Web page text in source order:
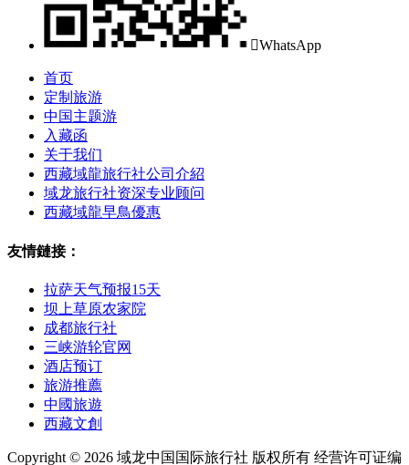
WhatsApp
首页
定制旅游
中国主题游
入藏函
关于我们
西藏域龍旅行社公司介紹
域龙旅行社资深专业顾问
西藏域龍早鳥優惠
友情鏈接：
拉萨天气预报15天
坝上草原农家院
成都旅行社
三峡游轮官网
酒店预订
旅游推薦
中國旅遊
西藏文創
Copyright © 2026 域龙中国国际旅行社 版权所有 经营许可证编